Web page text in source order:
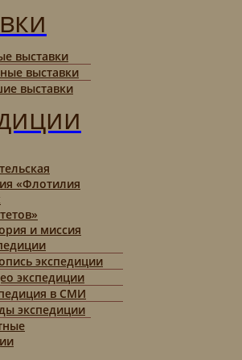
выставки
выставки
выставки
«Флотилия
и миссия
экспедиции
экспедиции
в СМИ
экспедиции